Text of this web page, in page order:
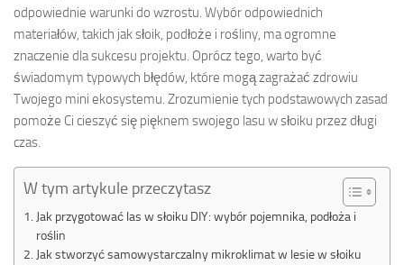
odpowiednie warunki do wzrostu. Wybór odpowiednich
materiałów, takich jak słoik, podłoże i rośliny, ma ogromne
znaczenie dla sukcesu projektu. Oprócz tego, warto być
świadomym typowych błędów, które mogą zagrażać zdrowiu
Twojego mini ekosystemu. Zrozumienie tych podstawowych zasad
pomoże Ci cieszyć się pięknem swojego lasu w słoiku przez długi
czas.
W tym artykule przeczytasz
Jak przygotować las w słoiku DIY: wybór pojemnika, podłoża i
roślin
Jak stworzyć samowystarczalny mikroklimat w lesie w słoiku